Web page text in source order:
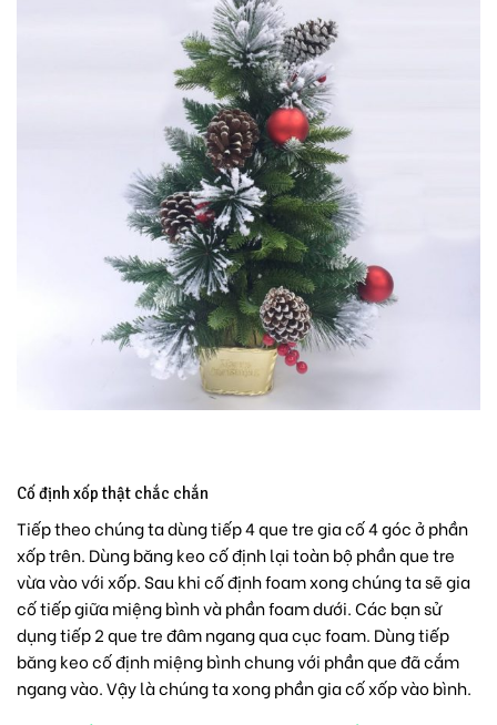
Cố định xốp thật chắc chắn
Tiếp theo chúng ta dùng tiếp 4 que tre gia cố 4 góc ở phần
xốp trên. Dùng băng keo cố định lại toàn bộ phần que tre
vừa vào với xốp. Sau khi cố định foam xong chúng ta sẽ gia
cố tiếp giữa miệng bình và phần foam dưới. Các bạn sử
dụng tiếp 2 que tre đâm ngang qua cục foam. Dùng tiếp
băng keo cố định miệng bình chung với phần que đã cắm
ngang vào. Vậy là chúng ta xong phần gia cố xốp vào bình.